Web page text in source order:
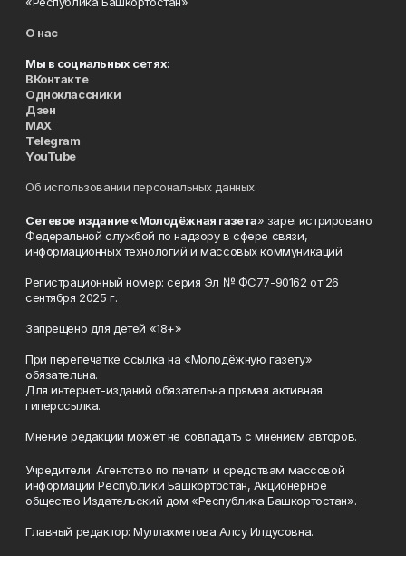
О нас
Мы в социальных сетях:
ВКонтакте
Одноклассники
Дзен
MAX
Telegram
YouTube
Об использовании персональных данных
Сетевое издание «Молодёжная газета» зарегистрировано
Федеральной службой по надзору в сфере связи,
информационных технологий и массовых коммуникаций
Регистрационный номер: серия Эл № ФС77-90162 от 26
сентября 2025 г.
Запрещено для детей «18+»
При перепечатке ссылка на «Молодёжную газету»
обязательна.
Для интернет-изданий обязательна прямая активная
гиперссылка.
Мнение редакции может не совпадать с мнением авторов.
Учредители: Агентство по печати и средствам массовой
информации Республики Башкортостан, Акционерное
общество Издательский дом «Республика Башкортостан».
Главный редактор: Муллахметова Алсу Илдусовна.